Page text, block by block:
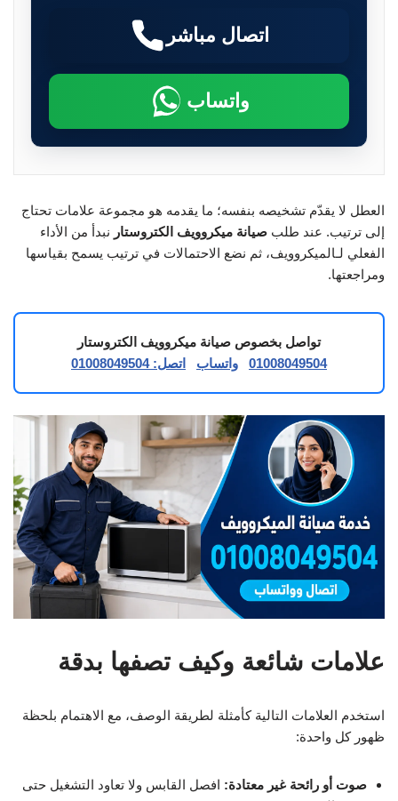
اتصال مباشر
واتساب
العطل لا يقدّم تشخيصه بنفسه؛ ما يقدمه هو مجموعة علامات تحتاج
إلى ترتيب. عند طلب صيانة ميكروويف الكتروستار نبدأ من الأداء
الفعلي لـالميكروويف، ثم نضع الاحتمالات في ترتيب يسمح بقياسها
ومراجعتها.
تواصل بخصوص صيانة ميكروويف الكتروستار
01008049504
واتساب اتصل: 01008049504
علامات شائعة وكيف تصفها بدقة
استخدم العلامات التالية كأمثلة لطريقة الوصف، مع الاهتمام بلحظة
ظهور كل واحدة:
صوت أو رائحة غير معتادة: افصل القابس ولا تعاود التشغيل حتى